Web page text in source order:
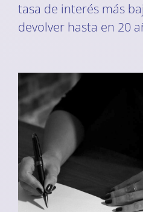
tasa de interés más
devolver hasta en 20